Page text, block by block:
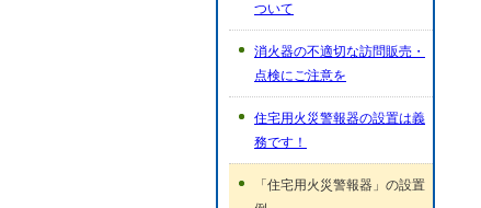
ついて
消火器の不適切な訪問販売・
点検にご注意を
住宅用火災警報器の設置は義
務です！
「住宅用火災警報器」の設置